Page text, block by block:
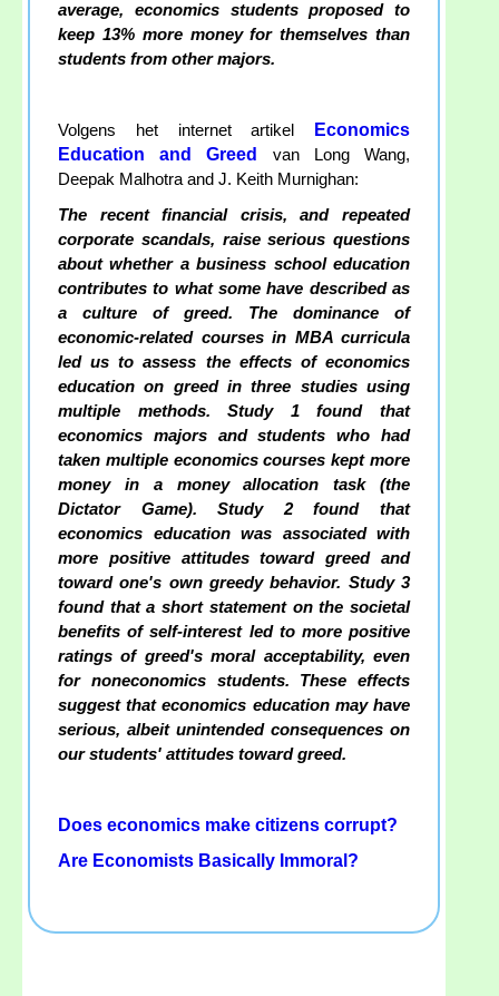
average, economics students proposed to
keep 13% more money for themselves than
students from other majors.
Volgens het internet artikel
Economics
Education and Greed
van Long Wang,
Deepak Malhotra and J. Keith Murnighan:
The recent financial crisis, and repeated
corporate scandals, raise serious questions
about whether a business school education
contributes to what some have described as
a culture of greed. The dominance of
economic-related courses in MBA curricula
led us to assess the effects of economics
education on greed in three studies using
multiple methods. Study 1 found that
economics majors and students who had
taken multiple economics courses kept more
money in a money allocation task (the
Dictator Game). Study 2 found that
economics education was associated with
more positive attitudes toward greed and
toward one's own greedy behavior. Study 3
found that a short statement on the societal
benefits of self-interest led to more positive
ratings of greed's moral acceptability, even
for noneconomics students. These effects
suggest that economics education may have
serious, albeit unintended consequences on
our students' attitudes toward greed.
Does economics make citizens corrupt?
Are Economists Basically Immoral?